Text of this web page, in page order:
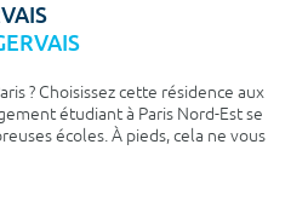
? Choisissez cette résidence aux
étudiant à Paris Nord-Est se
écoles. À pieds, cela ne vous